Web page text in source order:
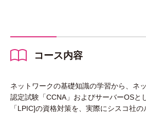
コース内容
ネットワークの基礎知識の学習から、ネ
認定試験「CCNA」およびサーバーOSと
「LPIC]の資格対策を、実際にシスコ社